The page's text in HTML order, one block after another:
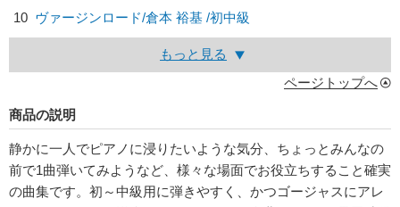
10 ヴァージンロード/倉本 裕基 /初中級
もっと見る
ページトップへ
商品の説明
静かに一人でピアノに浸りたいような気分、ちょっとみんなの
前で1曲弾いてみようなど、様々な場面でお役立ちすること確実
の曲集です。初～中級用に弾きやすく、かつゴージャスにアレ